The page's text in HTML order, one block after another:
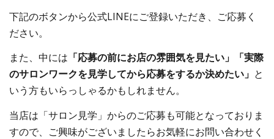
下記のボタンから公式LINEにご登録いただき、ご応募く
ださい。
また、中には 「応募の前にお店の雰囲気を見たい」「実際
のサロンワークを見学してから応募をするか決めたい」 と
いう方もいらっしゃるかもしれません。
当店は「サロン見学」からのご応募も可能となっておりま
すので、ご興味がございましたらお気軽にお問い合わせく